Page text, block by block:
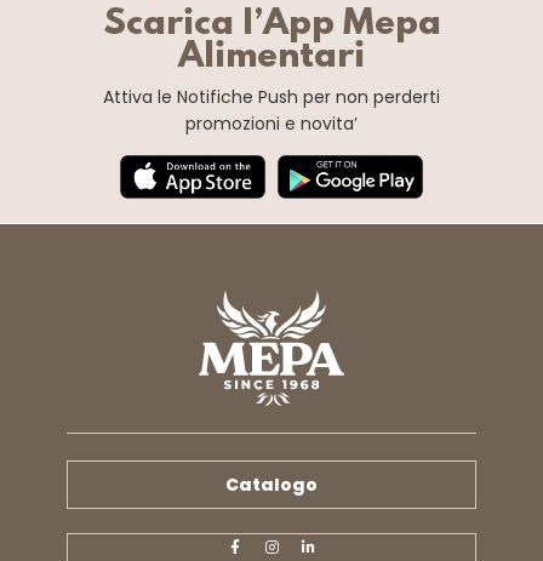
Scarica l’App Mepa
Alimentari
Attiva le Notifiche Push per non perderti
promozioni e novita’
Catalogo